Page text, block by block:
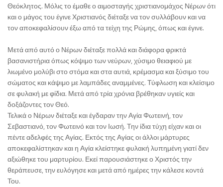
Θεόκλητος. Μόλις το έμαθε ο αιμοσταγής χριστιανομάχος Νέρων ότι
και ο μάγος του έγινε Χριστιανός διέταξε να τον συλλάβουν και να
τον αποκεφαλίσουν έξω από τα τείχη της Ρώμης, όπως και έγινε.
Μετά από αυτό ο Νέρων διέταξε πολλά και διάφορα φρικτά
βασανιστήρια όπως κόψιμο των νεύρων, χύσιμο θειαφιού με
λιωμένο μολύβι στο στόμα και στα αυτιά, κρέμασμα και ξύσιμο του
σώματος και κάψιμο με λαμπάδες αναμμένες. Τύφλωση και κλείσιμο
σε φυλακή με φίδια. Μετά από τρία χρόνια βρέθηκαν υγιείς και
δοξάζοντες τον Θεό.
Τελικά ο Νέρων διέταξε και έγδαραν την Αγία Φωτεινή, τον
Σεβαστιανό, τον Φωτεινό και τον Ιωσή. Την ίδια τύχη είχαν και οι
πέντε αδελφές της Αγίας. Εκτός της Αγίας οι άλλοι μάρτυρες
αποκεφαλίστηκαν και η Αγία κλείστηκε φυλακή λυπημένη γιατί δεν
αξιώθηκε του μαρτυρίου. Εκεί παρουσιάστηκε ο Χριστός την
θεράπευσε, την ευλόγησε και μετά από ημέρες την κάλεσε κοντά
Του.